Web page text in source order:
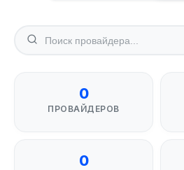
0
ПРОВАЙДЕРОВ
0